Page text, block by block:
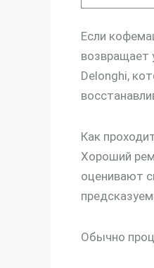
Если
возвращает
Delonghi,
Как
Хороший
оценивают
Обычно